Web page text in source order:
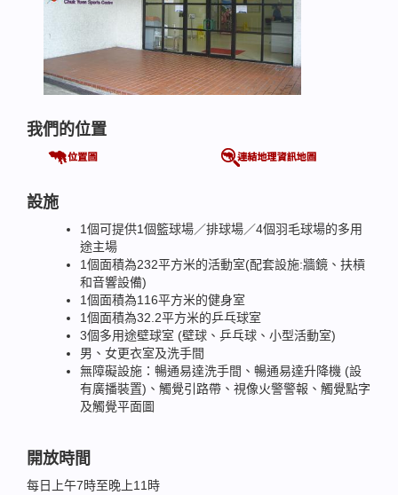
我們的位置
設施
1個可提供1個籃球場／排球場／4個羽毛球場的多用
途主場
1個面積為232平方米的活動室(配套設施:牆鏡、扶槓
和音響設備)
1個面積為116平方米的健身室
1個面積為32.2平方米的乒乓球室
3個多用途壁球室 (壁球、乒乓球、小型活動室)
男、女更衣室及洗手間
無障礙設施：暢通易達洗手間、暢通易達升降機 (設
有廣播裝置)、觸覺引路帶、視像火警警報、觸覺點字
及觸覺平面圖
開放時間
每日上午7時至晚上11時